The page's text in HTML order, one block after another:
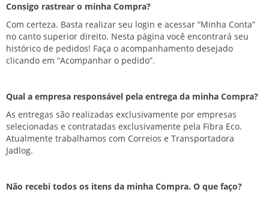
Consigo rastrear o minha Compra?
Com certeza. Basta realizar seu login e acessar “Minha Conta”
no canto superior direito. Nesta página você encontrará seu
histórico de pedidos! Faça o acompanhamento desejado
clicando em “Acompanhar o pedido”.
Qual a empresa responsável pela entrega da minha Compra?
As entregas são realizadas exclusivamente por empresas
selecionadas e contratadas exclusivamente pela Fibra Eco.
Atualmente trabalhamos com Correios e Transportadora
Jadlog.
Não recebi todos os itens da minha Compra. O que faço?